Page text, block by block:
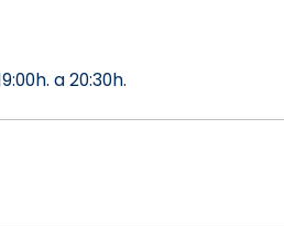
a 20:30h.